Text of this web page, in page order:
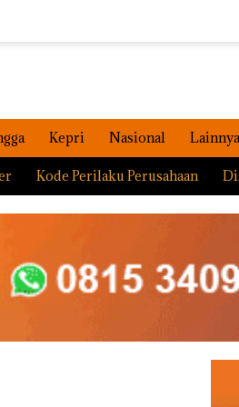
Kepri Nasional Lainnya
Kode Perilaku Perusahaan